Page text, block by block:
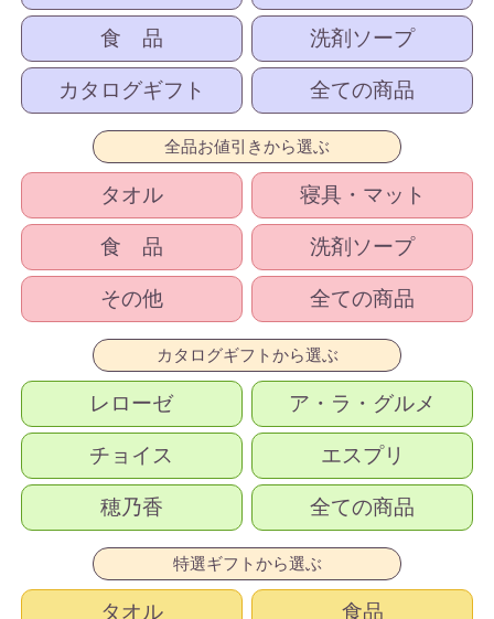
食 品 洗剤ソープ
カタログギフト 全ての商品
全品お値引きから選ぶ
タオル 寝具・マット
食 品 洗剤ソープ
その他 全ての商品
カタログギフトから選ぶ
レローゼ ア・ラ・グルメ
チョイス エスプリ
穂乃香 全ての商品
特選ギフトから選ぶ
タオル 食品